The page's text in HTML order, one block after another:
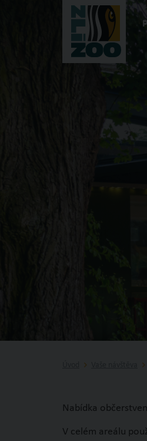
Nabídka
V celém areálu